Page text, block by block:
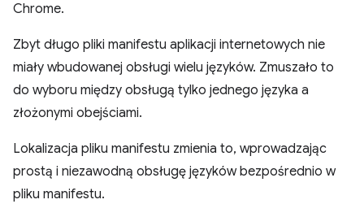
Chrome.
Zbyt długo pliki manifestu aplikacji internetowych nie
miały wbudowanej obsługi wielu języków. Zmuszało to
do wyboru między obsługą tylko jednego języka a
złożonymi obejściami.
Lokalizacja pliku manifestu zmienia to, wprowadzając
prostą i niezawodną obsługę języków bezpośrednio w
pliku manifestu.